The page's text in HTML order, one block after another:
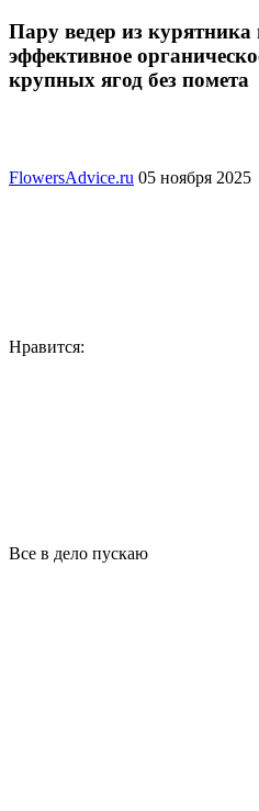
Пару ведер из курятника
эффективное
крупных ягод без помета
FlowersAdvice.ru 05 ноября 2025
Нравится:
Все в дело пускаю